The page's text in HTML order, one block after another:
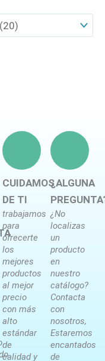
CUIDAMOS
DE TI
trabajamos
para
ofrecerte
los
mejores
productos
al mejor
precio
con más
alto
estándar
de
calidad y
¿ALGUNA
¿No
localizas
un
producto
en
nuestro
catálogo?
Contacta
con
nosotros,
Estaremos
encantados
de